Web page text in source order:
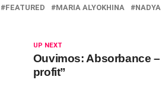
FEATURED MARIA ALYOKHINA
UP NEXT
Ouvimos: Absorbance –
profit”